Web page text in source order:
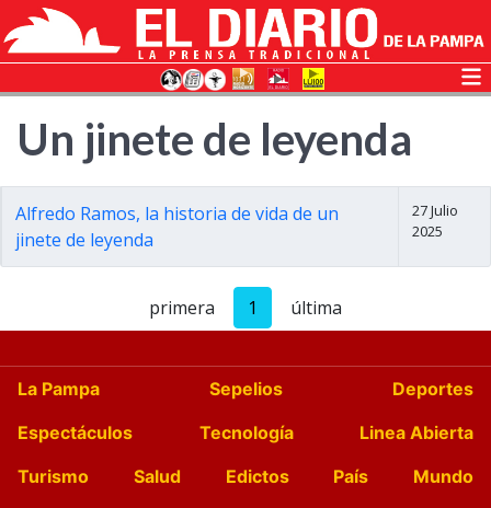
Un jinete de leyenda
Alfredo Ramos, la historia de vida de un
jinete de leyenda
27 Julio
2025
primera 1 última
La Pampa Sepelios
Deportes
Espectáculos
Tecnología
Linea Abierta
Turismo
Salud Edictos País
Mundo